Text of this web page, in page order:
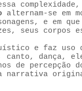
alternam-se em
e em
seus corpos
e faz uso
canto, dança,
de percepção
narrativa